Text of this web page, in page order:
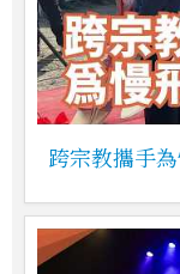
跨宗教攜手